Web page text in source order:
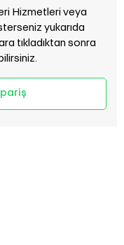
Hizmetleri veya
yukarıda
tıkladıktan sonra